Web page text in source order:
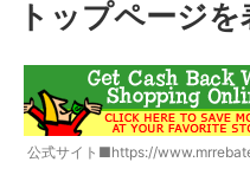
トップページ
公式サイト■https://